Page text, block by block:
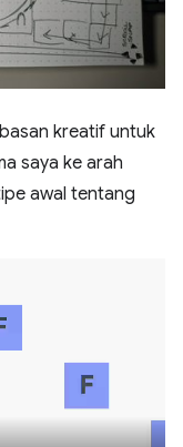
kreatif untuk
saya ke arah
awal tentang